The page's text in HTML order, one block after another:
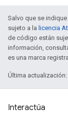
Salvo que se
sujeto a la licencia
de código están
información,
es una marca
Última actualización:
Interactúa